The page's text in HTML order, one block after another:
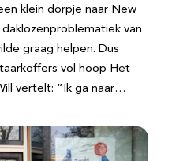
klein dorpje naar New
van
graag helpen. Dus
vol hoop Het
vertelt: “Ik ga naar…